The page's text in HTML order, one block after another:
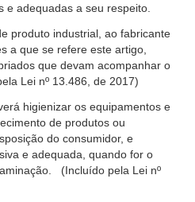
e adequadas a seu respeito.
produto industrial, ao fabricante
a que se refere este artigo,
que devam acompanhar o
Lei nº 13.486, de 2017)
higienizar os equipamentos e
de produtos ou
do consumidor, e
e adequada, quando for o
(Incluído pela Lei nº